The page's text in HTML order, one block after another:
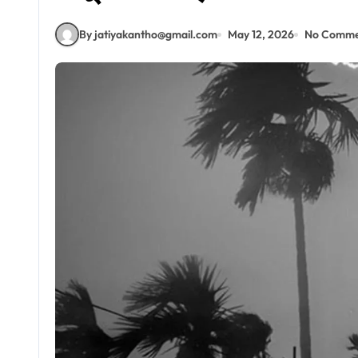
By jatiyakantho@gmail.com May 12, 2026 No